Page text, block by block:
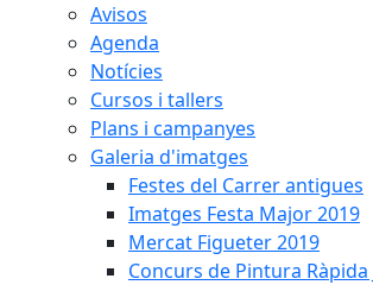
Avisos
Agenda
Notícies
Cursos i tallers
Plans i campanyes
Galeria d'imatges
Festes del Carrer antigues
Imatges Festa Major 2019
Mercat Figueter 2019
Concurs de Pintura Ràpida